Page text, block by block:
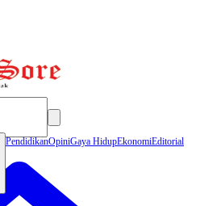
PendidikanOpiniGaya HidupEkonomiEditorial